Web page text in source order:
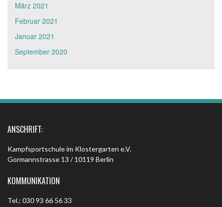
März 2021
Februar 2021
Januar 2021
September 2020
ANSCHRIFT:
Kampfsportschule im Klostergarten e.V.
Gormannstrasse 13 / 10119 Berlin
KOMMUNIKATION
Tel.: 030 93 66 56 33